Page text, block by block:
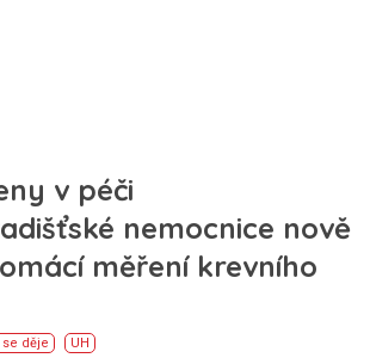
v péči
nemocnice nově
měření krevního
se děje UH